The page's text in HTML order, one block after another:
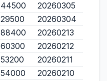
44500
20260305
29500
20260304
88400
20260213
60300
20260212
53200
20260211
54000
20260210